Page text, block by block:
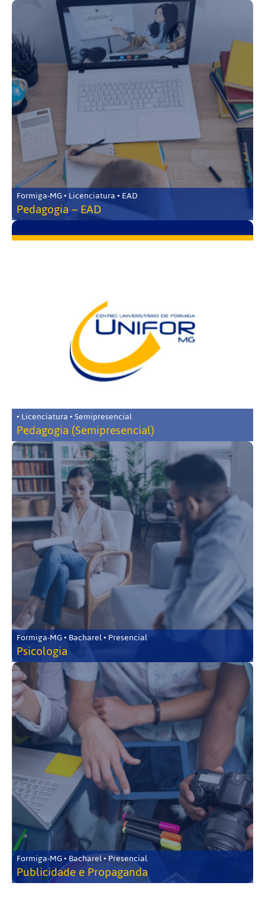
Formiga-MG • Licenciatura • EAD
Pedagogia – EAD
• Licenciatura • Semipresencial
Pedagogia (Semipresencial)
Formiga-MG • Bacharel • Presencial
Psicologia
Formiga-MG • Bacharel • Presencial
Publicidade e Propaganda